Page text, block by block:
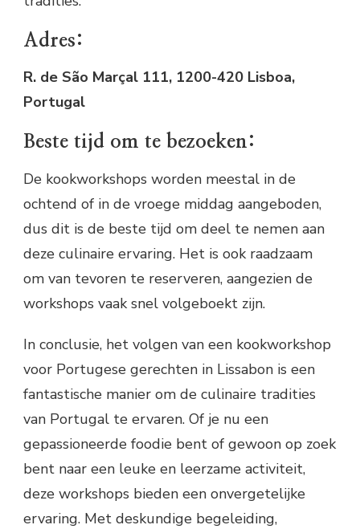
Adres:
R. de São Marçal 111, 1200-420 Lisboa,
Portugal
Beste tijd om te bezoeken:
De kookworkshops worden meestal in de
ochtend of in de vroege middag aangeboden,
dus dit is de beste tijd om deel te nemen aan
deze culinaire ervaring. Het is ook raadzaam
om van tevoren te reserveren, aangezien de
workshops vaak snel volgeboekt zijn.
In conclusie, het volgen van een kookworkshop
voor Portugese gerechten in Lissabon is een
fantastische manier om de culinaire tradities
van Portugal te ervaren. Of je nu een
gepassioneerde foodie bent of gewoon op zoek
bent naar een leuke en leerzame activiteit,
deze workshops bieden een onvergetelijke
ervaring. Met deskundige begeleiding,